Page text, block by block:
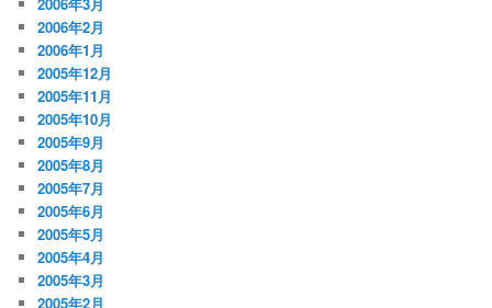
2006年2月
2006年1月
2005年12月
2005年11月
2005年10月
2005年9月
2005年8月
2005年7月
2005年6月
2005年5月
2005年4月
2005年3月
2005年2月